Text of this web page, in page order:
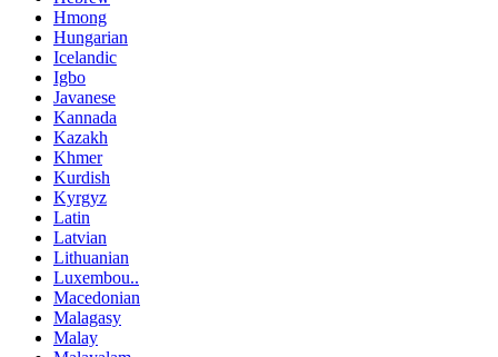
Hmong
Hungarian
Icelandic
Igbo
Javanese
Kannada
Kazakh
Khmer
Kurdish
Kyrgyz
Latin
Latvian
Lithuanian
Luxembou..
Macedonian
Malagasy
Malay